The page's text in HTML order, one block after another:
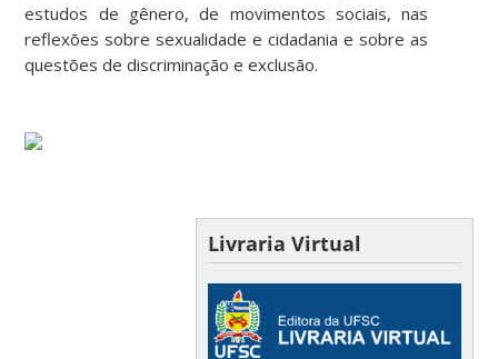
estudos de gênero, de movimentos sociais, nas
reflexões sobre sexualidade e cidadania e sobre as
questões de discriminação e exclusão.
Livraria Virtual